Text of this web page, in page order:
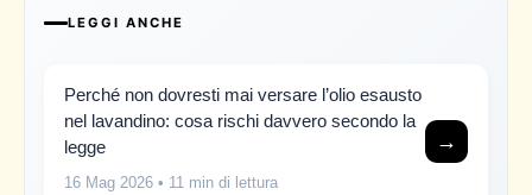
LEGGI ANCHE
Perché non dovresti mai versare l’olio esausto
nel lavandino: cosa rischi davvero secondo la
legge
16 Mag 2026 • 11 min di lettura
→